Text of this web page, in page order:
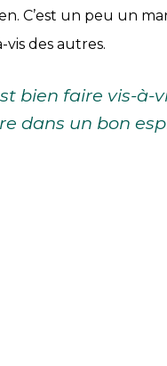
C’est un peu un
vis des autres.
bien faire vis-à-
dans un bon